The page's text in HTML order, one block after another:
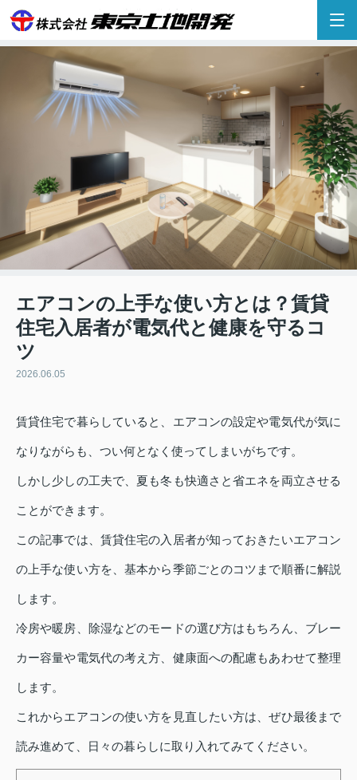
エアコンの上手な使い方とは？賃貸
住宅入居者が電気代と健康を守るコ
ツ
2026.06.05
賃貸住宅で暮らしていると、エアコンの設定や電気代が気に
なりながらも、つい何となく使ってしまいがちです。
しかし少しの工夫で、夏も冬も快適さと省エネを両立させる
ことができます。
この記事では、賃貸住宅の入居者が知っておきたいエアコン
の上手な使い方を、基本から季節ごとのコツまで順番に解説
します。
冷房や暖房、除湿などのモードの選び方はもちろん、ブレー
カー容量や電気代の考え方、健康面への配慮もあわせて整理
します。
これからエアコンの使い方を見直したい方は、ぜひ最後まで
読み進めて、日々の暮らしに取り入れてみてください。